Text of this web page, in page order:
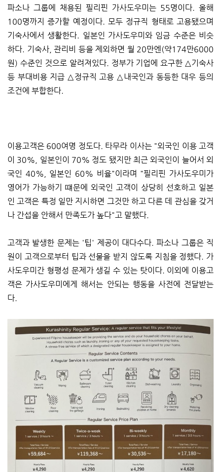
파소나 그룹에 채용된 필리핀 가사도우미는 55명이다. 올해
100명까지 증가할 예정이다. 모두 정규직 형태로 고용됐으며
기숙사에서 생활한다. 일본인 가사도우미와 임금 수준은 비슷
하다. 기숙사, 관리비 등을 제외하면 월 20만엔(약174만6000
원) 수준인 것으로 알려져있다. 정부가 기업에 요구한 △기숙사
등 부대비용 지급 △정규직 고용 △내국인과 동등한 대우 등의
조건에 부합한다.
이용고객은 600여명 정도다. 타무라 이사는 "외국인 이용 고객
이 30%, 일본인이 70% 정도 됐지만 최근 외국인이 늘어서 외
국인 40%, 일본인 60% 비율"이라며 "필리핀 가사도우미가
영어가 가능하기 떄문에 외국인 고객이 상당히 선호하고 일본
인 고객은 특정 일만 지시하면 그것만 하고 다른 데 관심을 갖거
나 간섭을 안해서 만족도가 높다"고 말했다.
고객과 발생한 문제는 '팁' 제공이 대다수다. 파소나 그룹은 직
원이 고객으로부터 팁과 선물을 받지 않도록 지침을 정했다. 가
사도우미간 형평성 문제가 생길 수 있는 탓이다. 이외에 이용고
객은 가사도우미에게 해서는 안되는 행동을 사전에 전달받는
다.